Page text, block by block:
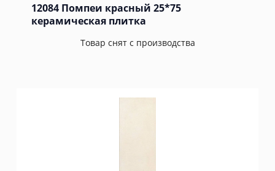
12084 Помпеи красный 25*75
керамическая плитка
Товар снят с производства